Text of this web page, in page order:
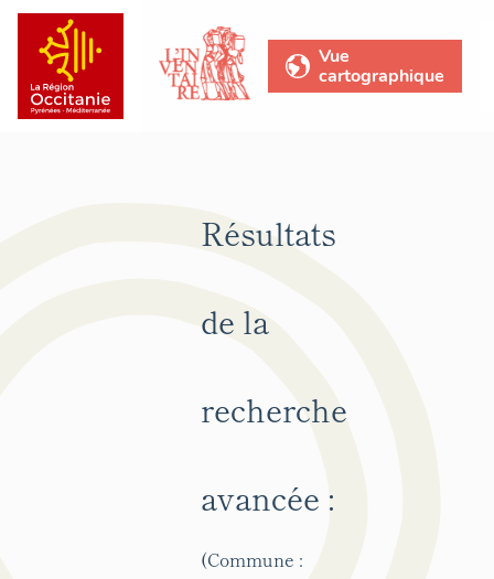
Vue
cartographique
Résultats
de la
recherche
avancée :
(Commune :